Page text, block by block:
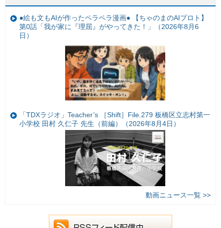
●絵も文もAIが作ったペラペラ漫画● 【ちゃのまのAIプロト】
第0話「我が家に『理屈』がやってきた！」（2026年8月6
日）
「TDXラジオ」Teacher’s ［Shift］File.279 板橋区立志村第一
小学校 田村 久仁子 先生（前編）（2026年8月4日）
動画ニュース一覧 >>